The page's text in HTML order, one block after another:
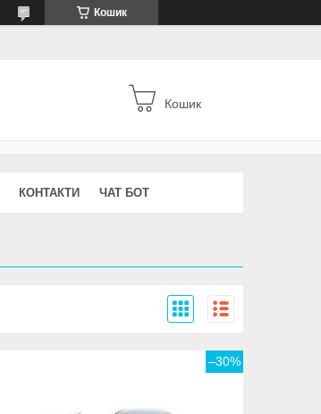
Кошик
Кошик
КОНТАКТИ ЧАТ БОТ
–30%